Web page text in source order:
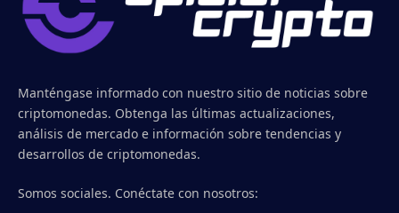
Manténgase informado con nuestro sitio de noticias sobre
criptomonedas. Obtenga las últimas actualizaciones,
análisis de mercado e información sobre tendencias y
desarrollos de criptomonedas.
Somos sociales. Conéctate con nosotros: